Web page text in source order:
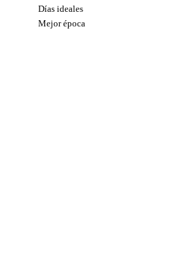
Días ideales
Mejor época